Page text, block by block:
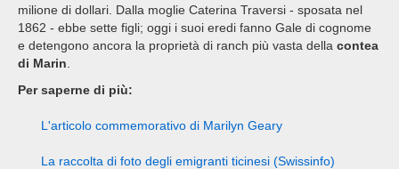
milione di dollari. Dalla moglie Caterina Traversi - sposata nel
1862 - ebbe sette figli; oggi i suoi eredi fanno Gale di cognome
e detengono ancora la proprietà di ranch più vasta della contea
di Marin
Per saperne di più:
L'articolo commemorativo di Marilyn Geary
La raccolta di foto degli emigranti ticinesi (Swissinfo)